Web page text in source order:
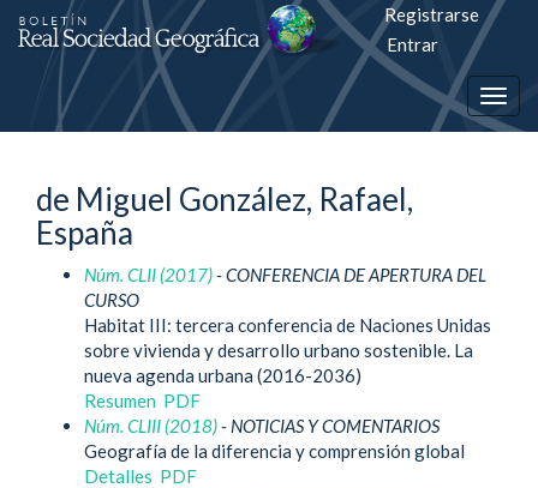
Salto
rápiso
a
página
contenido
Navegación
Contenido
principal
Barra
lateral
Registrarse
Entrar
de Miguel González, Rafael,
España
Núm. CLII (2017)- CONFERENCIA DE APERTURA DEL
CURSO
Habitat III: tercera conferencia de Naciones Unidas
sobre vivienda y desarrollo urbano sostenible. La
nueva agenda urbana (2016-2036)
Resumen PDF
Núm. CLIII (2018)- NOTICIAS Y COMENTARIOS
Geografía de la diferencia y comprensión global
Detalles PDF